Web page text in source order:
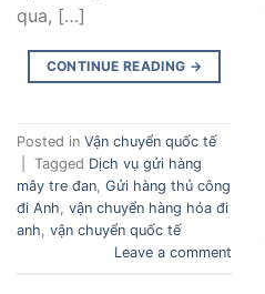
qua, […]
CONTINUE READING →
Posted in Vận chuyển quốc tế
Tagged Dịch vụ gửi hàng
mây tre đan, Gửi hàng thủ công
đi Anh, vận chuyển hàng hóa đi
anh, vận chuyển quốc tế
Leave a comment